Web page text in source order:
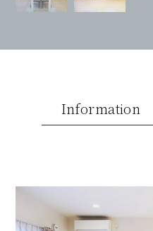
Information